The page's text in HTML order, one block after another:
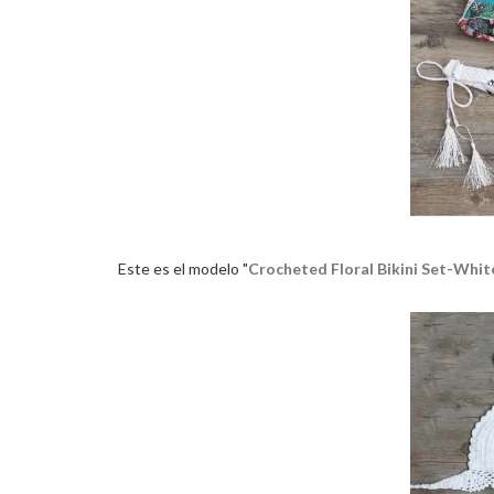
Este es el modelo "Crocheted Floral Bikini Set-